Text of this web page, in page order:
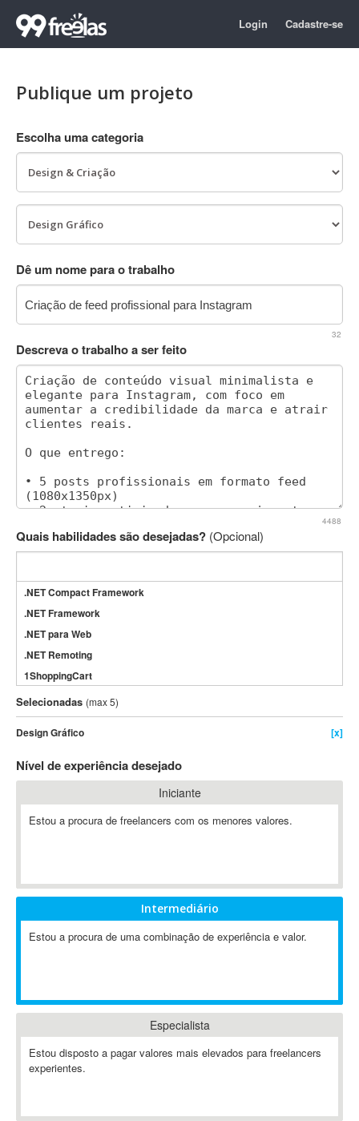
Login Cadastre-se
Publique um projeto
Escolha uma categoria
Dê um nome para o trabalho
32
Descreva o trabalho a ser feito
4488
Quais habilidades são desejadas? (Opcional)
.NET Compact Framework
.NET Framework
.NET para Web
.NET Remoting
1ShoppingCart
3DS Max
3GSM
4D Dimension
802.11
A&P
A2Billing
ABAP
ABBYY FineReader
Ableton Live
Abstract
Abstract Window Toolkit (AWT)
AC Drives
Selecionadas (max 5)
Design Gráfico [x]
Nível de experiência desejado
Iniciante
Estou a procura de freelancers com os menores valores.
Intermediário
Estou a procura de uma combinação de experiência e valor.
Especialista
Estou disposto a pagar valores mais elevados para freelancers
experientes.